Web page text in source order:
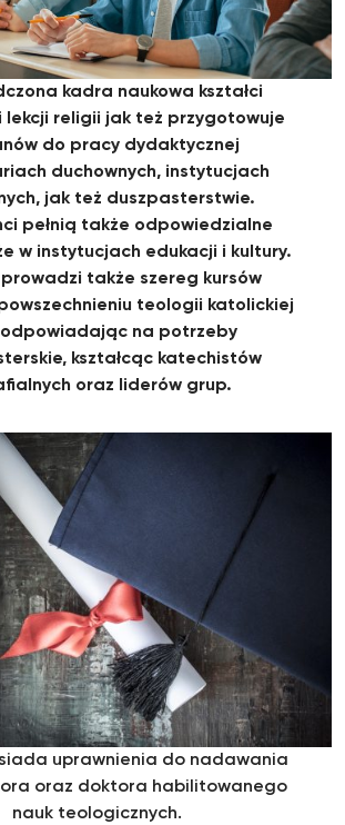
kadra naukowa kształci
lekcji religii jak też przygotowuje
do pracy dydaktycznej
duchownych, instytucjach
jak też duszpasterstwie.
pełnią także odpowiedzialne
w instytucjach edukacji i kultury.
także szereg kursów
teologii katolickiej
na potrzeby
kształcąc katechistów
oraz liderów grup.
uprawnienia do nadawania
oraz doktora habilitowanego
nauk teologicznych.